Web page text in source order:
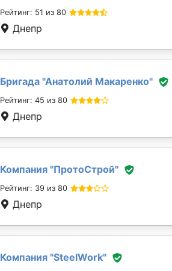
Рейтинг: 51 из 80
Днепр
Бригада "Анатолий Макаренко"
Рейтинг: 45 из 80
Днепр
Компания "ПротоСтрой"
Рейтинг: 39 из 80
Днепр
Компания "SteelWork"